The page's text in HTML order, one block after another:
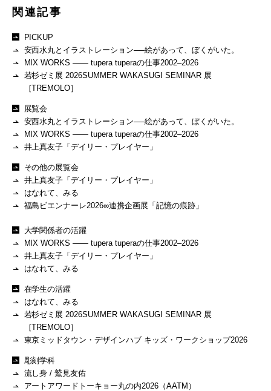
関連記事
PICKUP
安西水丸とイラストレーション──絵があって、ぼくがいた。
MIX WORKS —— tupera tuperaの仕事2002–2026
若杉ゼミ展 2026SUMMER WAKASUGI SEMINAR 展
［TREMOLO］
展覧会
安西水丸とイラストレーション──絵があって、ぼくがいた。
MIX WORKS —— tupera tuperaの仕事2002–2026
井上真友子「デイリー・プレイヤー」
その他の展覧会
井上真友子「デイリー・プレイヤー」
はなれて、みる
福島ビエンナーレ2026∞連携企画展「記憶の痕跡」
大学関係者の活躍
MIX WORKS —— tupera tuperaの仕事2002–2026
井上真友子「デイリー・プレイヤー」
はなれて、みる
在学生の活躍
はなれて、みる
若杉ゼミ展 2026SUMMER WAKASUGI SEMINAR 展
［TREMOLO］
東京ミッドタウン・デザインハブ キッズ・ワークショップ2026
彫刻学科
流し身 / 鷲見友佑
アートアワードトーキョー丸の内2026（AATM）